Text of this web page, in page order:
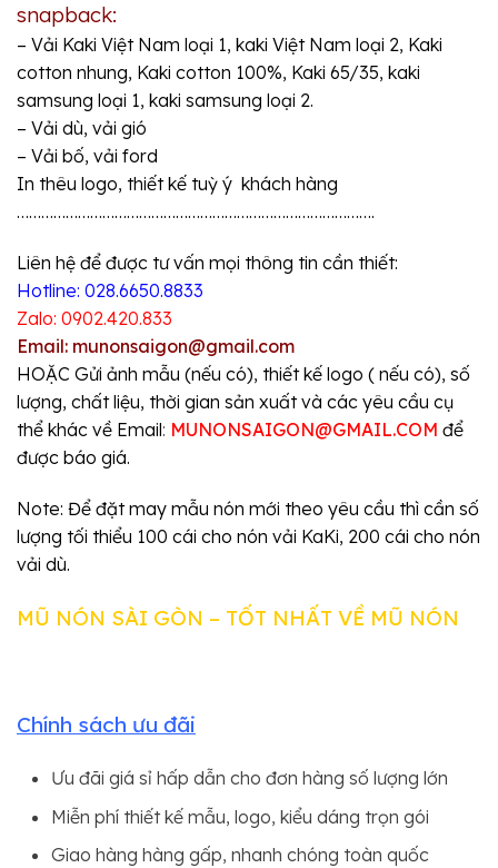
snapback:
– Vải Kaki Việt Nam loại 1, kaki Việt Nam loại 2, Kaki
cotton nhung, Kaki cotton 100%, Kaki 65/35, kaki
samsung loại 1, kaki samsung loại 2.
– Vải dù, vải gió
– Vải bố, vải ford
In thêu logo, thiết kế tuỳ ý khách hàng
…………………………………………………………………………….
Liên hệ để được tư vấn mọi thông tin cần thiết:
Hotline: 028.6650.8833
Zalo: 0902.420.833
Email: munonsaigon@gmail.com
HOẶC Gửi ảnh mẫu (nếu có), thiết kế logo ( nếu có), số
lượng, chất liệu, thời gian sản xuất và các yêu cầu cụ
thể khác về Email: MUNONSAIGON@GMAIL.COM để
được báo giá.
Note: Để đặt may mẫu nón mới theo yêu cầu thì cần số
lượng tối thiểu 100 cái cho nón vải KaKi, 200 cái cho nón
vải dù.
MŨ NÓN SÀI GÒN – TỐT NHẤT VỀ MŨ NÓN
Chính sách ưu đãi
Ưu đãi giá sỉ hấp dẫn cho đơn hàng số lượng lớn
Miễn phí thiết kế mẫu, logo, kiểu dáng trọn gói
Giao hàng hàng gấp, nhanh chóng toàn quốc